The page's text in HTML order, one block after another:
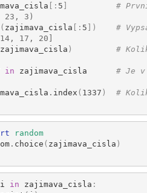
[: 5 ]
#
23, 3)
( zajimava_cisla [: 5 ])
#
17, 20]
zajimava_cisla )
#
in zajimava_cisla
# Je
. index ( 1337 )
#
random
. choice ( zajimava_cisla )
i in zajimava_cisla :